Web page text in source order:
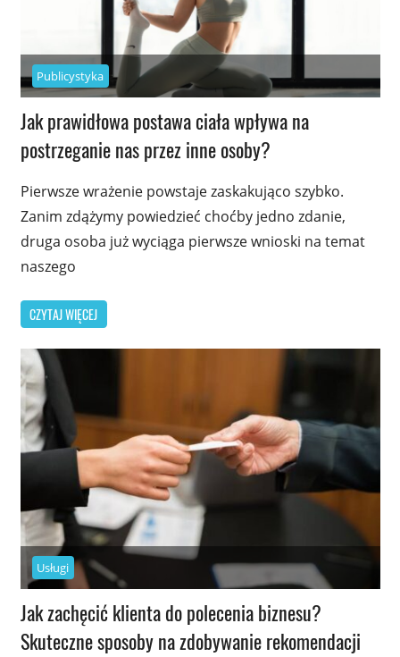
Publicystyka
Jak prawidłowa postawa ciała wpływa na
postrzeganie nas przez inne osoby?
Pierwsze wrażenie powstaje zaskakująco szybko.
Zanim zdążymy powiedzieć choćby jedno zdanie,
druga osoba już wyciąga pierwsze wnioski na temat
naszego
CZYTAJ WIĘCEJ
Usługi
Jak zachęcić klienta do polecenia biznesu?
Skuteczne sposoby na zdobywanie rekomendacji